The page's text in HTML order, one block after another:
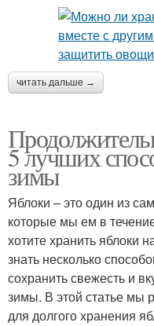
читать дальше →
5 лучших
зимы
Яблоки – это один из
которые мы ем в
хотите хранить яблоки
знать несколько
сохранить свежесть и
зимы. В этой статье мы
для долгого хранения